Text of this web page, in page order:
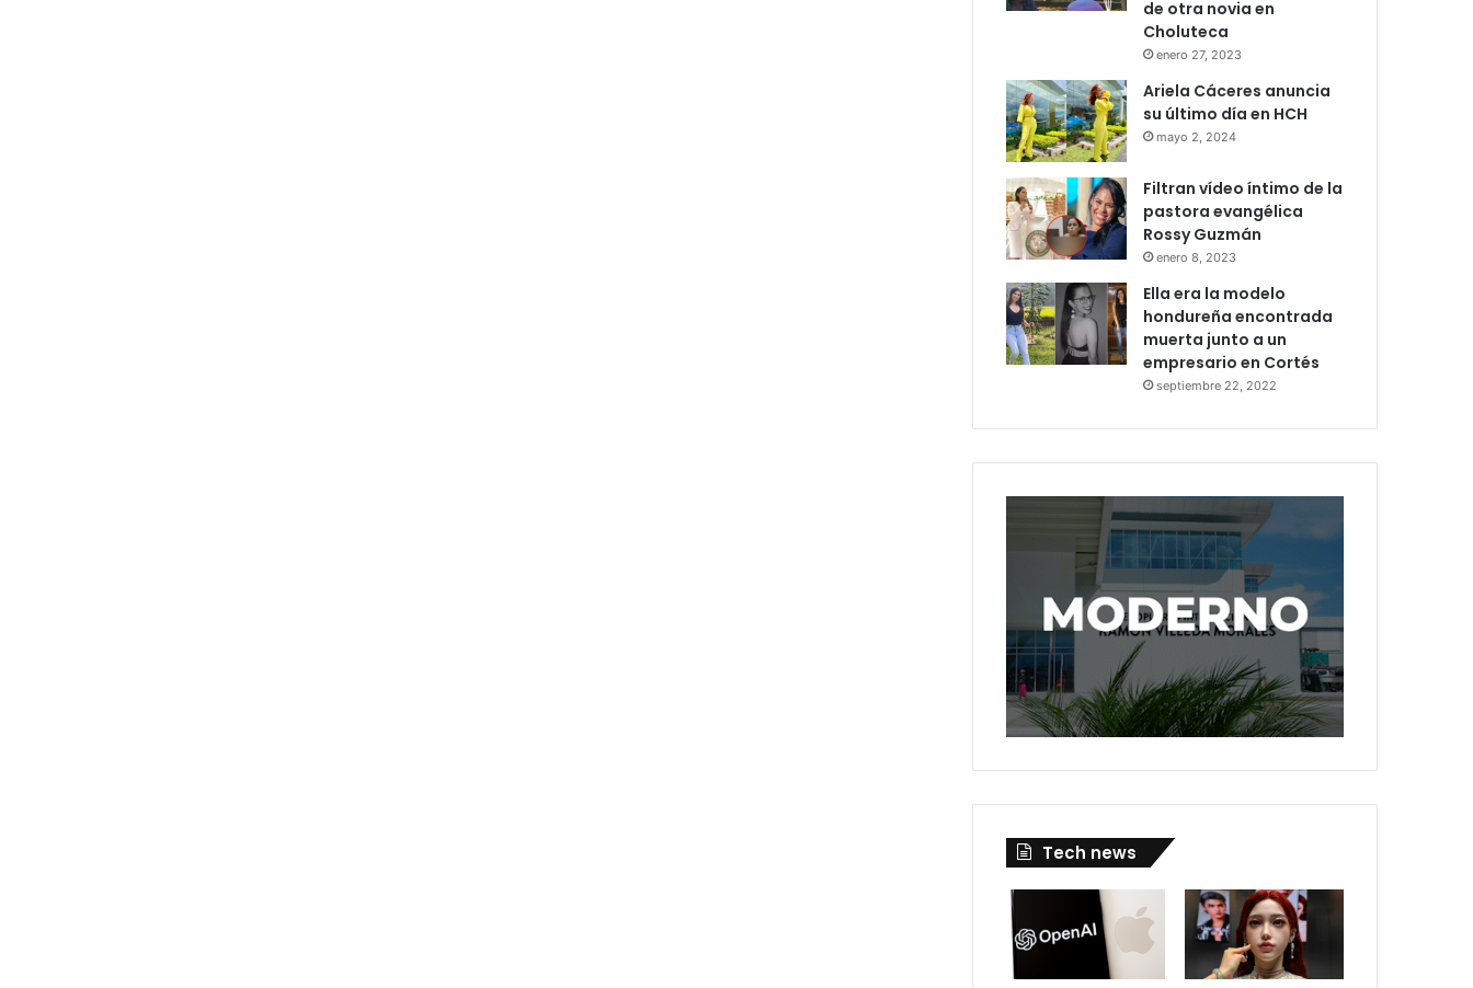
de otra novia en
Choluteca
enero 27, 2023
Ariela Cáceres anuncia
su último día en HCH
mayo 2, 2024
Filtran vídeo íntimo de la
pastora evangélica
Rossy Guzmán
enero 8, 2023
Ella era la modelo
hondureña encontrada
muerta junto a un
empresario en Cortés
septiembre 22, 2022
Tech news